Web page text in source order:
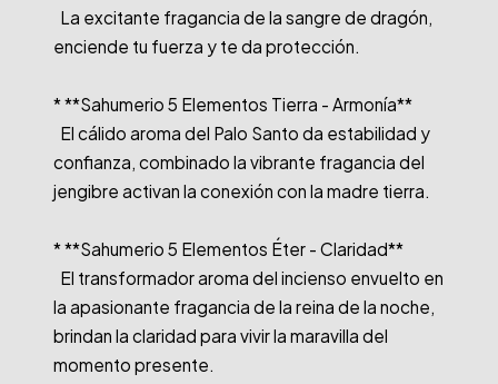
enciende tu fuerza y te da protección.
* **Sahumerio 5 Elementos Tierra - Armonía**
confianza, combinado la vibrante fragancia del
jengibre activan la conexión con la madre tierra.
* **Sahumerio 5 Elementos Éter - Claridad**
la apasionante fragancia de la reina de la noche,
brindan la claridad para vivir la maravilla del